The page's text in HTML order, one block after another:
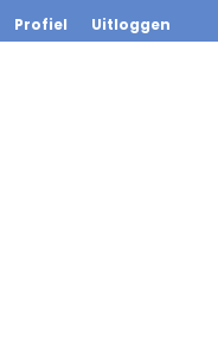
Profiel Uitloggen